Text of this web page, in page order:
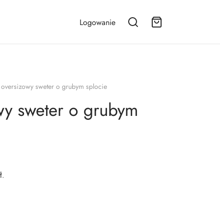
Logowanie
sweter o grubym splocie
sweter o grubym
.